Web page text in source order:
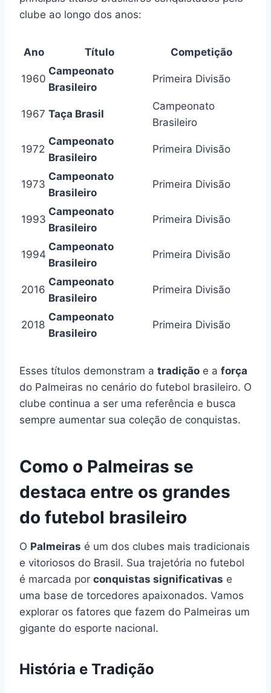
clube ao longo dos anos:
Ano Título Competição
1960
Campeonato
Brasileiro
Primeira Divisão
1967 Taça Brasil
Campeonato
Brasileiro
1972
Campeonato
Brasileiro
Primeira Divisão
1973
Campeonato
Brasileiro
Primeira Divisão
1993
Campeonato
Brasileiro
Primeira Divisão
1994
Campeonato
Brasileiro
Primeira Divisão
2016
Campeonato
Brasileiro
Primeira Divisão
2018
Campeonato
Brasileiro
Primeira Divisão
Esses títulos demonstram a tradição e a força
do Palmeiras no cenário do futebol brasileiro. O
clube continua a ser uma referência e busca
sempre aumentar sua coleção de conquistas.
Como o Palmeiras se
destaca entre os grandes
do futebol brasileiro
O Palmeiras é um dos clubes mais tradicionais
e vitoriosos do Brasil. Sua trajetória no futebol
é marcada por conquistas significativas e
uma base de torcedores apaixonados. Vamos
explorar os fatores que fazem do Palmeiras um
gigante do esporte nacional.
História e Tradição